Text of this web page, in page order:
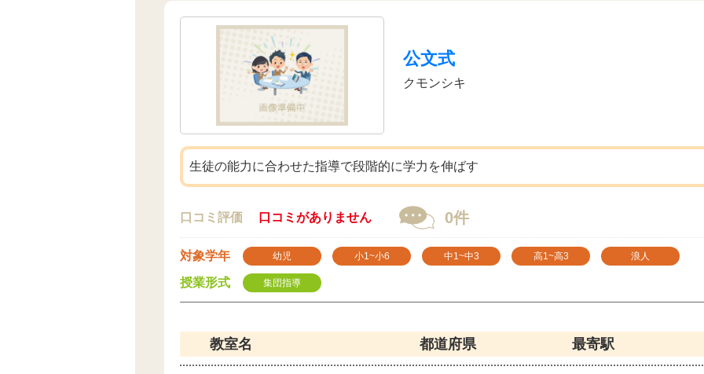
公文式
クモンシキ
生徒の能力に合わせた指導で段階的に学力を伸ばす
口コミ評価 口コミがありません 0件
対象学年 幼児 小1~小6 中1~中3 高1~高3 浪人
授業形式 集団指導
教室名 都道府県 最寄駅